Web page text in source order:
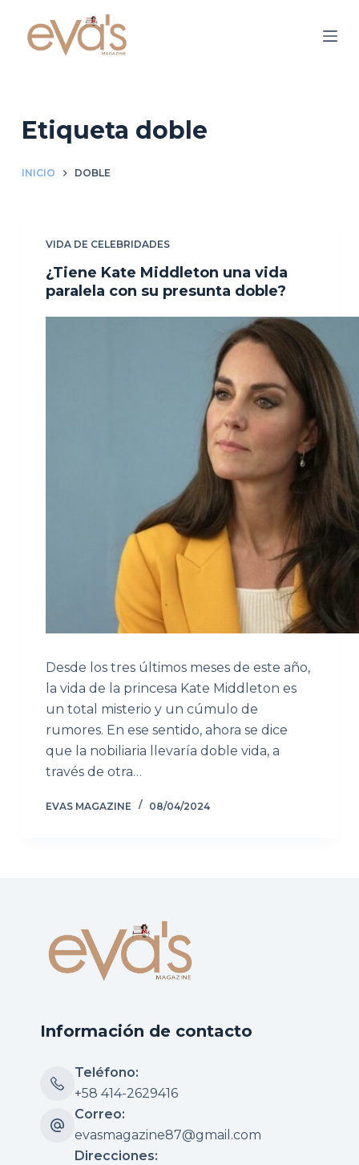
Etiqueta doble
INICIO DOBLE
VIDA DE CELEBRIDADES
¿Tiene Kate Middleton una vida
paralela con su presunta doble?
Desde los tres últimos meses de este año,
la vida de la princesa Kate Middleton es
un total misterio y un cúmulo de
rumores. En ese sentido, ahora se dice
que la nobiliaria llevaría doble vida, a
través de otra…
EVAS MAGAZINE 08/04/2024
Información de contacto
Teléfono:
+58 414-2629416
Correo:
evasmagazine87@gmail.com
Direcciones: